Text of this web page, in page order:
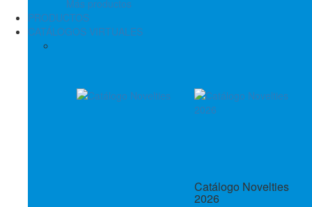
Más productos
PRODUCTOS
CATÁLOGOS VIRTUALES
Catálogo Novelties
2026